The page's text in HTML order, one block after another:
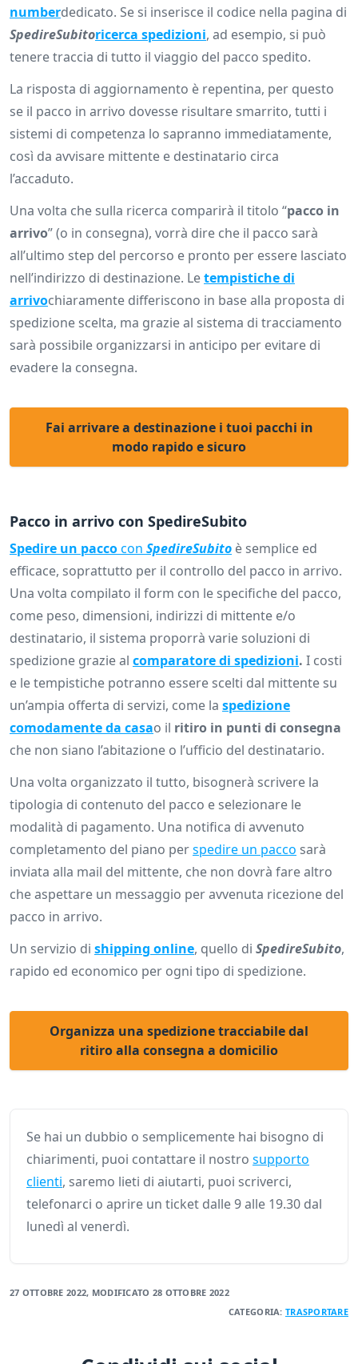
numberdedicato. Se si inserisce il codice nella pagina di
SpedireSubitoricerca spedizioni, ad esempio, si può
tenere traccia di tutto il viaggio del pacco spedito.
La risposta di aggiornamento è repentina, per questo
se il pacco in arrivo dovesse risultare smarrito, tutti i
sistemi di competenza lo sapranno immediatamente,
così da avvisare mittente e destinatario circa
l’accaduto.
Una volta che sulla ricerca comparirà il titolo “pacco in
arrivo” (o in consegna), vorrà dire che il pacco sarà
all’ultimo step del percorso e pronto per essere lasciato
nell’indirizzo di destinazione. Letempistiche di
arrivochiaramente differiscono in base alla proposta di
spedizione scelta, ma grazie al sistema di tracciamento
sarà possibile organizzarsi in anticipo per evitare di
evadere la consegna.
Fai arrivare a destinazione i tuoi pacchi in
modo rapido e sicuro
Pacco in arrivo con SpedireSubito
Spedire un paccocon SpedireSubito è semplice ed
efficace, soprattutto per il controllo del pacco in arrivo.
Una volta compilato il form con le specifiche del pacco,
come peso, dimensioni, indirizzi di mittente e/o
destinatario, il sistema proporrà varie soluzioni di
spedizione grazie al comparatore di spedizioni. I costi
e le tempistiche potranno essere scelti dal mittente su
un’ampia offerta di servizi, come la spedizione
comodamente da casao il ritiro in punti di consegna
che non siano l’abitazione o l’ufficio del destinatario.
Una volta organizzato il tutto, bisognerà scrivere la
tipologia di contenuto del pacco e selezionare le
modalità di pagamento. Una notifica di avvenuto
completamento del piano perspedire un pacco sarà
inviata alla mail del mittente, che non dovrà fare altro
che aspettare un messaggio per avvenuta ricezione del
pacco in arrivo.
Un servizio di shipping online, quello di SpedireSubito,
rapido ed economico per ogni tipo di spedizione.
Organizza una spedizione tracciabile dal
ritiro alla consegna a domicilio
Se hai un dubbio o semplicemente hai bisogno di
chiarimenti, puoi contattare il nostro supporto
clienti, saremo lieti di aiutarti, puoi scriverci,
telefonarci o aprire un ticket dalle 9 alle 19.30 dal
lunedì al venerdì.
27 OTTOBRE 2022, MODIFICATO 28 OTTOBRE 2022
CATEGORIA: TRASPORTARE